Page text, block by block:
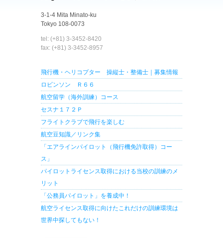
3-1-4 Mita Minato-ku
Tokyo 108-0073
tel: (+81) 3-3452-8420
fax: (+81) 3-3452-8957
飛行機・ヘリコプター 操縦士・整備士｜募集情報
ロビンソン Ｒ６６
航空留学（海外訓練）コース
セスナ１７２Ｐ
フライトクラブで飛行を楽しむ
航空豆知識／リンク集
「エアラインパイロット（飛行機免許取得）コー
ス」
パイロットライセンス取得における当校の訓練のメ
リット
「公務員パイロット」を養成中！
航空ライセンス取得に向けたこれだけの訓練環境は
世界中探してもない！